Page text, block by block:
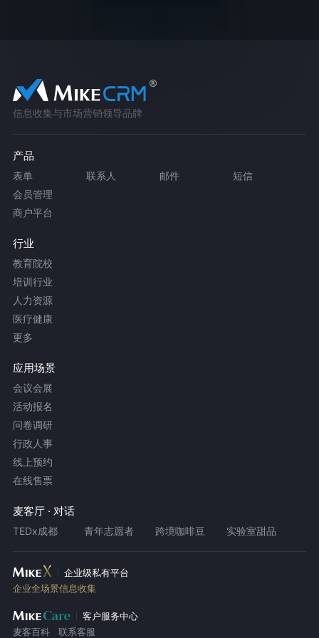
信息收集与市场营销领导品牌
产品
表单 联系人 邮件
短信
会员管理
商户平台
行业
教育院校
培训行业
人力资源
医疗健康
更多
应用场景
会议会展
活动报名
问卷调研
行政人事
线上预约
在线售票
麦客厅 · 对话
TEDx成都 青年志愿者 跨境咖啡豆 实验室甜品
企业级私有平台
企业全场景信息收集
客户服务中心
麦客百科
联系客服